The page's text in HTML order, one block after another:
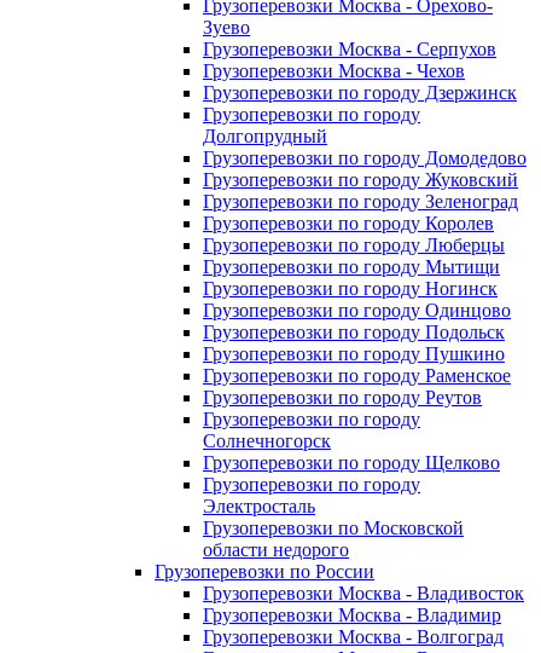
Грузоперевозки Москва - Орехово-
Зуево
Грузоперевозки Москва - Серпухов
Грузоперевозки Москва - Чехов
Грузоперевозки по городу Дзержинск
Грузоперевозки по городу
Долгопрудный
Грузоперевозки по городу Домодедово
Грузоперевозки по городу Жуковский
Грузоперевозки по городу Зеленоград
Грузоперевозки по городу Королев
Грузоперевозки по городу Люберцы
Грузоперевозки по городу Мытищи
Грузоперевозки по городу Ногинск
Грузоперевозки по городу Одинцово
Грузоперевозки по городу Подольск
Грузоперевозки по городу Пушкино
Грузоперевозки по городу Раменское
Грузоперевозки по городу Реутов
Грузоперевозки по городу
Солнечногорск
Грузоперевозки по городу Щелково
Грузоперевозки по городу
Электросталь
Грузоперевозки по Московской
области недорого
Грузоперевозки по России
Грузоперевозки Москва - Владивосток
Грузоперевозки Москва - Владимир
Грузоперевозки Москва - Волгоград